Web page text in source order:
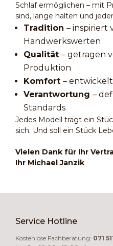
Schlaf ermöglichen – mit
sind, lange halten und
Tradition – inspiriert
Handwerkswerten
Qualität – getragen
Produktion
Komfort –
Verantwortung –
Standards
Jedes Modell trägt ein
sich. Und soll ein Stück
Vielen Dank für Ihr
Ihr Michael Janzik
Service Hotline
Kostenlose Fachberatung: 071